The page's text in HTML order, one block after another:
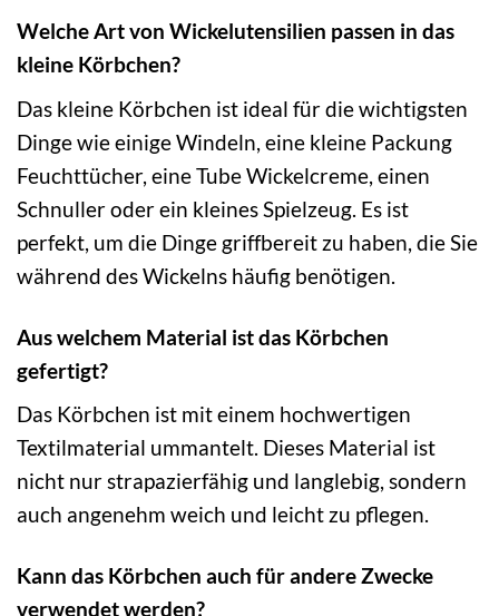
Welche Art von Wickelutensilien passen in das
kleine Körbchen?
Das kleine Körbchen ist ideal für die wichtigsten
Dinge wie einige Windeln, eine kleine Packung
Feuchttücher, eine Tube Wickelcreme, einen
Schnuller oder ein kleines Spielzeug. Es ist
perfekt, um die Dinge griffbereit zu haben, die Sie
während des Wickelns häufig benötigen.
Aus welchem Material ist das Körbchen
gefertigt?
Das Körbchen ist mit einem hochwertigen
Textilmaterial ummantelt. Dieses Material ist
nicht nur strapazierfähig und langlebig, sondern
auch angenehm weich und leicht zu pflegen.
Kann das Körbchen auch für andere Zwecke
verwendet werden?